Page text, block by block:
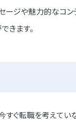
ージや魅力的なコ
きます。
すぐ転職を考えて